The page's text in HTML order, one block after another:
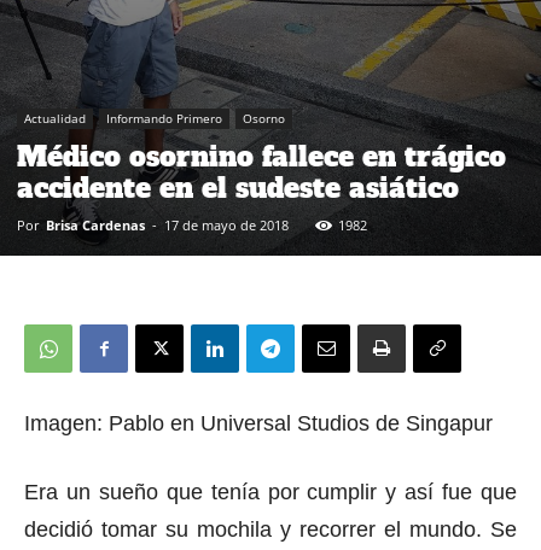
Actualidad Informando Primero Osorno
Médico osornino fallece en trágico
accidente en el sudeste asiático
Por Brisa Cardenas - 17 de mayo de 2018 1982
Imagen: Pablo en Universal Studios de Singapur
Era un sueño que tenía por cumplir y así fue que
decidió tomar su mochila y recorrer el mundo. Se